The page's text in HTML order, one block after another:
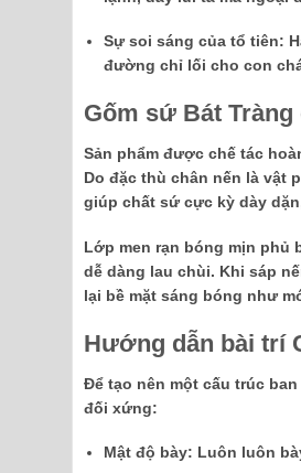
Sự soi sáng của tổ tiên:
đường chỉ lối cho con
Gốm sứ Bát
Sản phẩm được chế tác
Do đặc thù chân nến là vật
giúp chất sứ cực kỳ dày
Lớp men rạn bóng mịn phủ
dễ dàng lau chùi. Khi sáp
lại bề mặt sáng bóng như
Hướng dẫn bài trí
Để tạo nên một cấu trúc
đối xứng:
Mật độ bày: Luôn luôn